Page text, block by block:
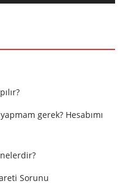
gerek? Hesabımı
nelerdir?
Sorunu